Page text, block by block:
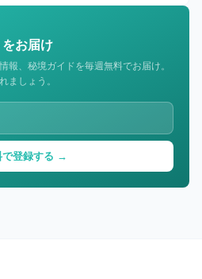
お届け
報、秘境ガイドを毎週無料でお届け。
ましょう。
で登録する →